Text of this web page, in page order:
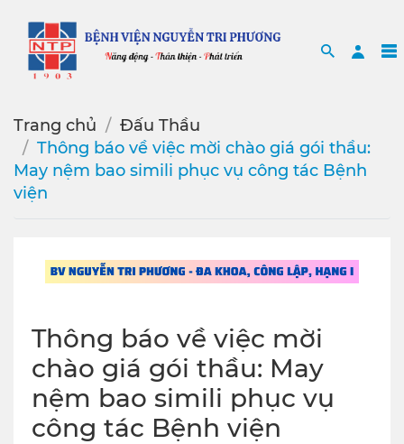
Search
Trang chủ
Đấu Thầu
Thông báo về việc mời chào giá gói thầu:
May nệm bao simili phục vụ công tác Bệnh
viện
Thông báo về việc mời
chào giá gói thầu: May
nệm bao simili phục vụ
công tác Bệnh viện